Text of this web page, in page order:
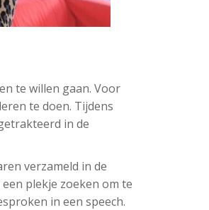
te willen gaan. Voor
te doen. Tijdens
in de
verzameld in de
plekje zoeken om te
in een speech.